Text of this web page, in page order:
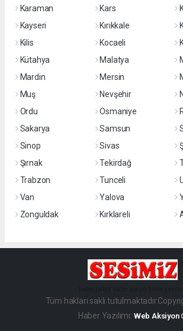
Karaman
Kars
Kayseri
Kırıkkale
Kilis
Kocaeli
Kütahya
Malatya
Mardin
Mersin
Muş
Nevşehir
Ordu
Osmaniye
Sakarya
Samsun
Sinop
Sivas
Şırnak
Tekirdağ
Trabzon
Tunceli
Van
Yalova
Zonguldak
Kırklareli
Tüm hakları saklı
Haber Yazılımı: Web Aksiyon